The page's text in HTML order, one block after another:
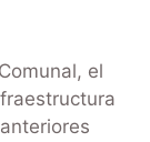
el